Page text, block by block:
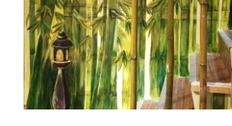
因餵おでんbar竹林
Business Collaboration商業合作